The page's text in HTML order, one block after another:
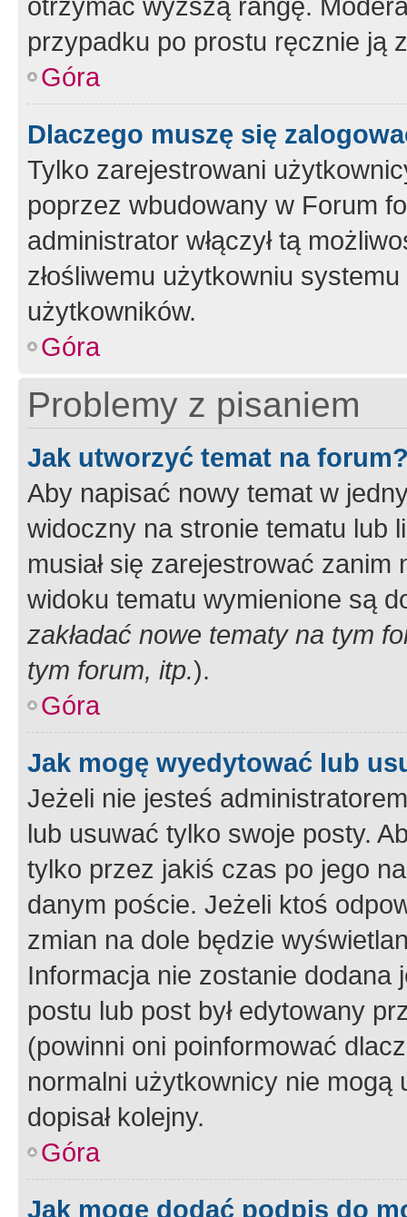
przypadku po prostu ręcznie ją
Góra
Dlaczego muszę się
Tylko zarejestrowani
poprzez wbudowany w Forum
administrator włączył tą
złośliwemu użytkowniu
użytkowników.
Góra
Problemy z pisaniem
Jak utworzyć temat na
Aby napisać nowy temat w
widoczny na stronie tematu lub
musiał się zarejestrować
widoku tematu wymienione są
zakładać nowe tematy na tym
tym forum, itp.).
Góra
Jak mogę wyedytować lub
Jeżeli nie jesteś
lub usuwać tylko swoje posty.
tylko przez jakiś czas po jego
danym poście. Jeżeli ktoś
zmian na dole będzie
Informacja nie zostanie dodana
postu lub post był edytowany
(powinni oni poinformować
normalni użytkownicy nie
dopisał kolejny.
Góra
Jak mogę dodać podpis do